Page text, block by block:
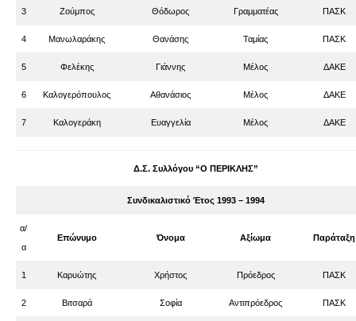
3 Ζούμπος Θόδωρος Γραμματέας ΠΑΣΚ
4 Μανωλαράκης Θανάσης Ταμίας ΠΑΣΚ
5 Φελέκης Γιάννης Μέλος ΔΑΚΕ
6 Καλογερόπουλος Αθανάσιος Μέλος ΔΑΚΕ
7 Καλογεράκη Ευαγγελία Μέλος ΔΑΚΕ
Δ.Σ. Συλλόγου “Ο ΠΕΡΙΚΛΗΣ”
Συνδικαλιστικό Έτος 1993 – 1994
α/
α
Επώνυμο Όνομα Αξίωμα Παράταξη
1 Καρυώτης Χρήστος Πρόεδρος ΠΑΣΚ
2 Βιτσαρά Σοφία Αντιπρόεδρος ΠΑΣΚ